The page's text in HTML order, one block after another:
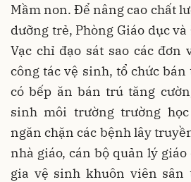
Mầm non. Để nâng cao chất
dưỡng trẻ, Phòng Giáo dục
Vạc chỉ đạo sát sao các
công tác vệ sinh, tổ chức
có bếp ăn bán trú tăng
sinh môi trường trường
ngăn chặn các bệnh lây
nhà giáo, cán bộ quản lý
gia vệ sinh khuôn viên sân